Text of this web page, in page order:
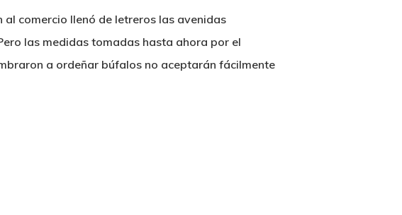
comercio llenó de letreros las avenidas
las medidas tomadas hasta ahora por el
a ordeñar búfalos no aceptarán fácilmente